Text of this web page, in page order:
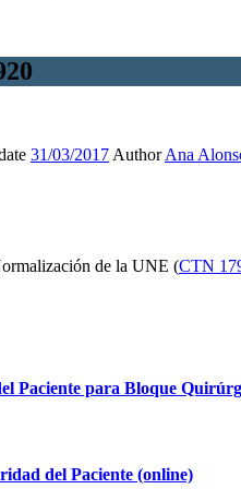
31/03/2017 AuthorAna
de la UNE (CTN
Paciente para Bloque
del Paciente (online)